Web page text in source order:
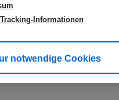
Informationen
anpassen
notwendige Cookies